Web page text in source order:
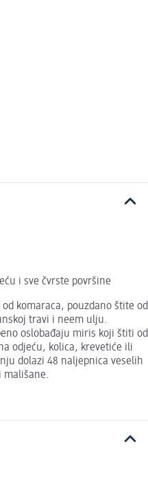
i sve čvrste površine
od komaraca, pouzdano štite od
travi i neem ulju.
oslobađaju miris koji štiti od
odjeću, kolica, krevetiće ili
dolazi 48 naljepnica veselih
mališane.